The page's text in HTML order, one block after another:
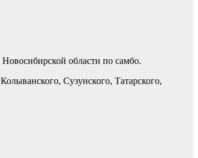
области по самбо.
Сузунского, Татарского,